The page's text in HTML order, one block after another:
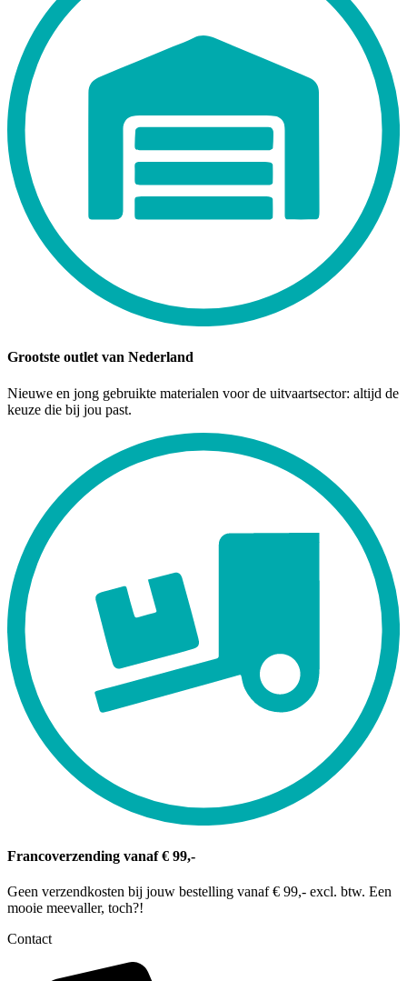
Grootste outlet van Nederland
Nieuwe en jong gebruikte materialen voor de uitvaartsector: altijd de
keuze die bij jou past.
Francoverzending vanaf € 99,-
Geen verzendkosten bij jouw bestelling vanaf € 99,- excl. btw. Een
mooie meevaller, toch?!
Contact